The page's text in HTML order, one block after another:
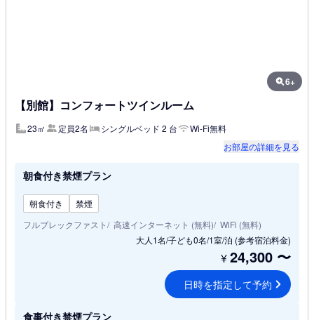
6+
【別館】コンフォートツインルーム
23㎡ 定員2名 シングルベッド 2 台
Wi-Fi無料
お部屋の詳細を見る
朝食付き禁煙プラン
朝食付き
禁煙
フルブレックファスト
高速インターネット (無料) WiFi (無料)
大人1名/子ども0名/1室/泊 (参考宿泊料金)
¥24,300 〜
日時を指定して予約
食事付き禁煙プラン